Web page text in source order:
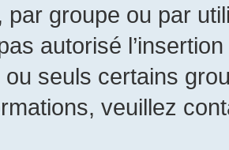
par groupe ou par
autorisé
seuls certains
veuillez